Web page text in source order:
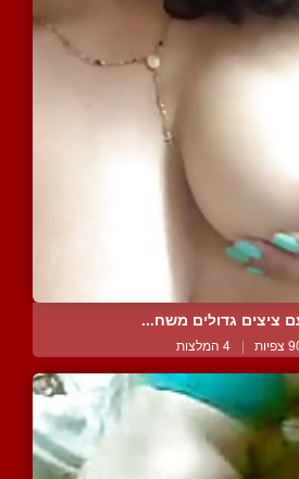
ציצים גדולים משח...
| 4 המלצות